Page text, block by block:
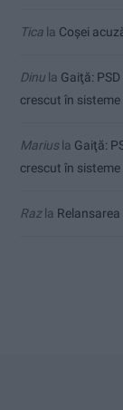
Tica la Coșei
Dinu la Gaiţă:
crescut în
Mariusla Gaiţă:
crescut în
Razla